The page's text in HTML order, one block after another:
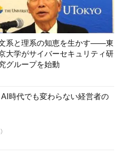
系と理系の知恵を生かす――東
大学がサイバーセキュリティ研
グループを始動
AI時代でも変わらない経営者の